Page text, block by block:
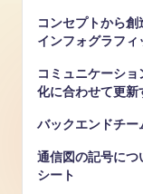
コンセプトから
インフォグラフ
コミュニケーシ
化に合わせて更新
バックエンドチー
通信図の記号につ
シート